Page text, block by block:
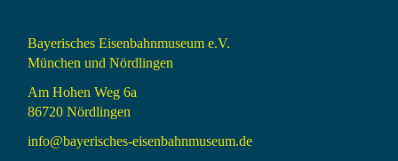
Bayerisches Eisenbahnmuseum e.V.
München und Nördlingen
Am Hohen Weg 6a
86720 Nördlingen
info@bayerisches-eisenbahnmuseum.de